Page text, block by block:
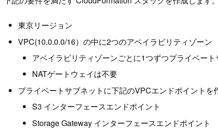
東京リージョン
VPC(10.0.0.0/16）の中に2つのアベイラビリティゾーン
アベイラビリティゾーンごとに1つずつプライベー
NATゲートウェイは不要
プライベートサブネットに下記のVPCエンドポイントを
S3 インターフェースエンドポイント
Storage Gateway インターフェースエンドポイント